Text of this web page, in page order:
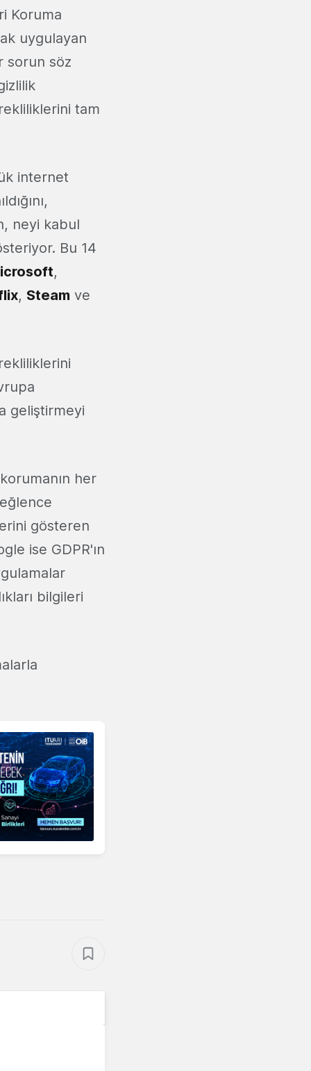
Koruma
uygulayan
sorun söz
tam
internet
neyi kabul
Bu 14
,
, Steam ve
geliştirmeyi
her
gösteren
ise GDPR'ın
bilgileri